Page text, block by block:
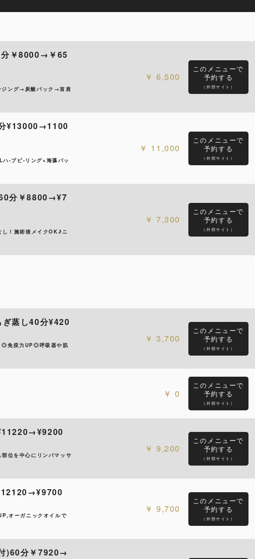
分￥8000→￥65
ジング→炭酸パック→首肩
6,500
このメニューで
予約する
（外部サイト）
¥13000→1100
-ブピ-リング+海藻パッ
11,000
このメニューで
予約する
（外部サイト）
分￥8800→¥7
し！施術後メイクOK♪ニ
7,300
このメニューで
予約する
（外部サイト）
蒸し40分¥420
◎免疫力UP◎呼吸器や肌
3,700
このメニューで
予約する
（外部サイト）
0
このメニューで
予約する
（外部サイト）
位を中心にリンパマッサ
9,200
このメニューで
予約する
（外部サイト）
オーガニックオイルで
9,700
このメニューで
予約する
（外部サイト）
)60分￥7920→